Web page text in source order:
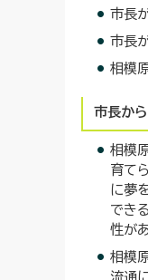
市長
市長
相模
市長か
相模
育て
に夢
でき
性が
相模
流通